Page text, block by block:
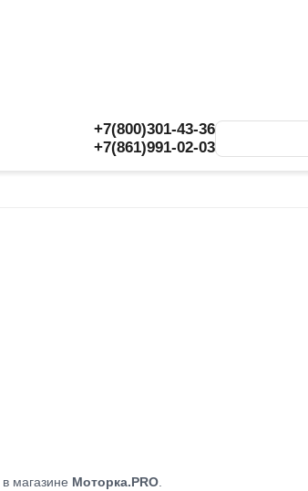
+7(800)301-43-36
+7(861)991-02-03
в магазине Моторка.PRO